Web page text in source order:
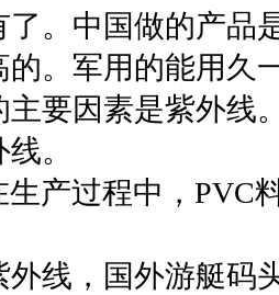
了。中国做的产品
。军用的能用久
主要因素是紫外线
。
生产过程中，PVC
线，国外游艇码